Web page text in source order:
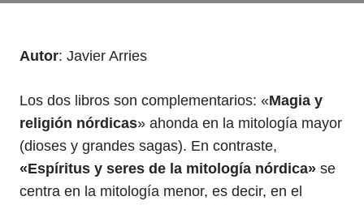
Autor: Javier Arries
Los dos libros son complementarios: «Magia y
religión nórdicas» ahonda en la mitología mayor
(dioses y grandes sagas). En contraste,
«Espíritus y seres de la mitología nórdica» se
centra en la mitología menor, es decir, en el